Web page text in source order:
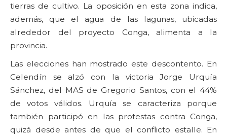
tierras de cultivo. La oposición en esta zona indica,
además, que el agua de las lagunas, ubicadas
alrededor del proyecto Conga, alimenta a la
provincia.
Las elecciones han mostrado este descontento. En
Celendín se alzó con la victoria Jorge Urquía
Sánchez, del MAS de Gregorio Santos, con el 44%
de votos válidos. Urquía se caracteriza porque
también participó en las protestas contra Conga,
quizá desde antes de que el conflicto estalle. En